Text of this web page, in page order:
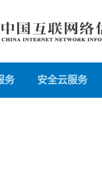
务 安全云服务